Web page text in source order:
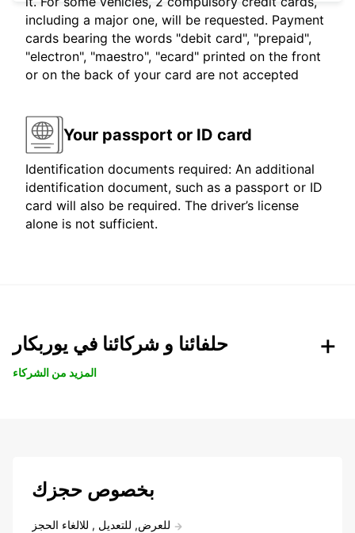
including a major one, will be requested. Payment
cards bearing the words "debit card", "prepaid",
"electron", "maestro", "ecard" printed on the front
or on the back of your card are not accepted
Your passport or ID card
Identification documents required: An additional
identification document, such as a passport or ID
card will also be required. The driver’s license
alone is not sufficient.
حلفائنا و شركائنا في يوربكار
المزيد من الشركاء
بخصوص حجزك
للعرض, للتعديل , للالغاء الحجز